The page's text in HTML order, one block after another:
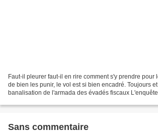
Faut-il pleurer faut-il en rire comment s'y prendre pour
de bien les punir, le vol est si bien encadré. Toujours
banalisation de l'armada des évadés fiscaux
Sans commentaire